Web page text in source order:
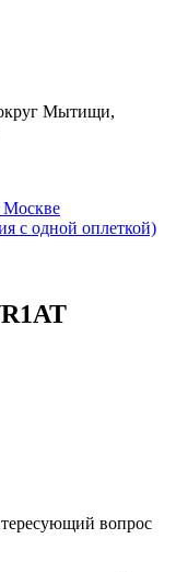
округ Мытищи,
Москве
с одной оплеткой)
вопрос